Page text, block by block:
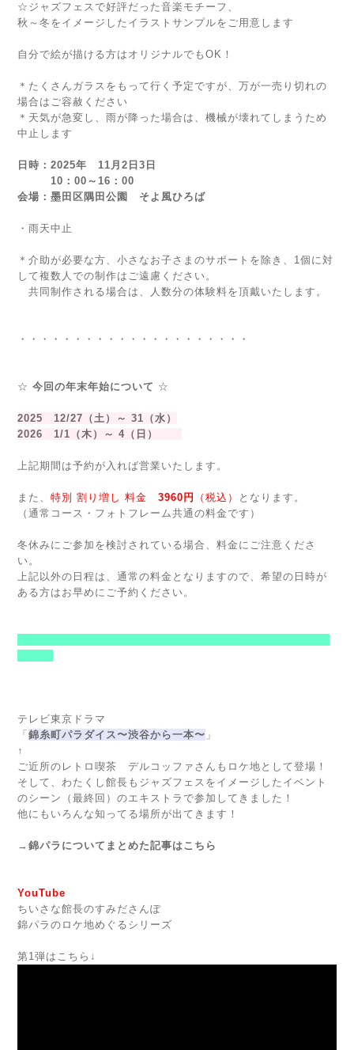
☆ジャズフェスで好評だった音楽モチーフ、
秋～冬をイメージしたイラストサンプルをご用意します
自分で絵が描ける方はオリジナルでもOK！
＊たくさんガラスをもって行く予定ですが、万が一売り切れの
場合はご容赦ください
＊天気が急変し、雨が降った場合は、機械が壊れてしまうため
中止します
日時：2025年 11月2日3日
10：00～16：00
会場：墨田区隅田公園 そよ風ひろば
・雨天中止
＊介助が必要な方、小さなお子さまのサポートを除き、1個に対
して複数人での制作はご遠慮ください。
共同制作される場合は、人数分の体験料を頂戴いたします。
・・・・・・・・・・・・・・・・・・・・・
☆ 今回の年末年始について ☆
2025 12/27（土）～ 31（水）
2026 1/1（木）～ 4（日）
上記期間は予約が入れば営業いたします。
また、 特別 割り増し 料金 3960円 （税込）
となります。
（通常コース・フォトフレーム共通の料金です）
冬休みにご参加を検討されている場合、料金にご注意くださ
い。
上記以外の日程は、通常の料金となりますので、希望の日時が
ある方はお早めにご予約ください。
テレビ東京ドラマ
「 錦糸町パラダイス〜渋谷から一本〜 」
↑
ご近所のレトロ喫茶 デルコッファさんもロケ地として登場！
そして、わたくし館長もジャズフェスをイメージしたイベント
のシーン（最終回）のエキストラで参加してきました！
他にもいろんな知ってる場所が出てきます！
→ 錦パラについてまとめた記事はこちら
YouTube
ちいさな館長のすみださんぽ
錦パラのロケ地めぐるシリーズ
第1弾はこちら↓